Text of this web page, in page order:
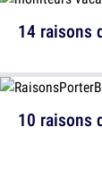
14 raisons
10 raisons